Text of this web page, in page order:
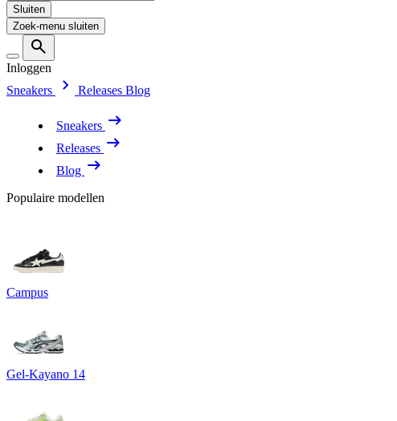
Sluiten
Zoek-menu sluiten
Inloggen
Sneakers
Releases Blog
Sneakers
Releases
Blog
Populaire modellen
Campus
Gel-Kayano 14